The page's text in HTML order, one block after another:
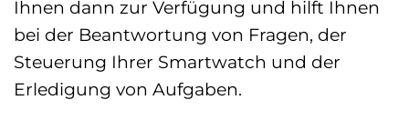
Ihnen dann zur Verfügung und hilft Ihnen
bei der Beantwortung von Fragen, der
Steuerung Ihrer Smartwatch und der
Erledigung von Aufgaben.